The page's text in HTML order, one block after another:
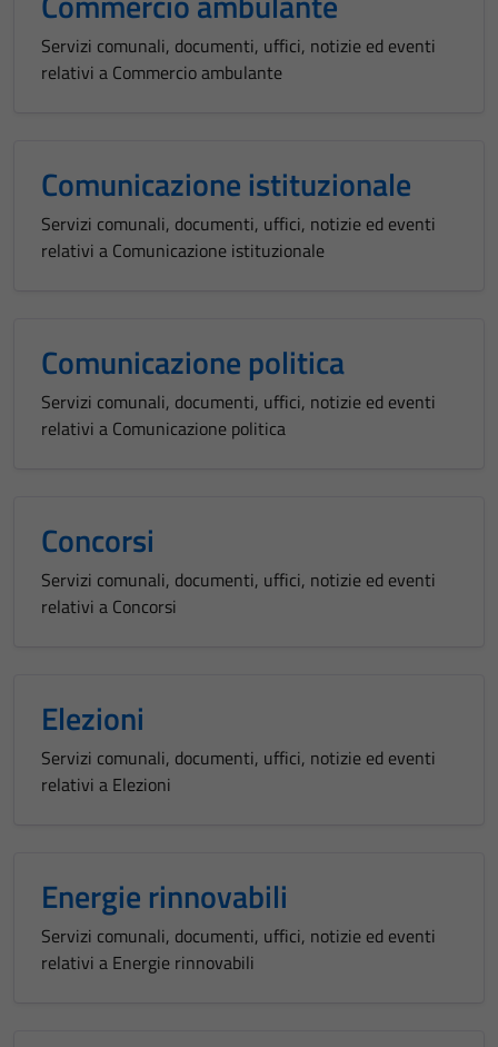
Servizi comunali, documenti, uffici, notizie ed eventi
relativi a Commercio ambulante
Comunicazione istituzionale
Servizi comunali, documenti, uffici, notizie ed eventi
relativi a Comunicazione istituzionale
Comunicazione politica
Servizi comunali, documenti, uffici, notizie ed eventi
relativi a Comunicazione politica
Concorsi
Servizi comunali, documenti, uffici, notizie ed eventi
relativi a Concorsi
Elezioni
Servizi comunali, documenti, uffici, notizie ed eventi
relativi a Elezioni
Energie rinnovabili
Servizi comunali, documenti, uffici, notizie ed eventi
relativi a Energie rinnovabili